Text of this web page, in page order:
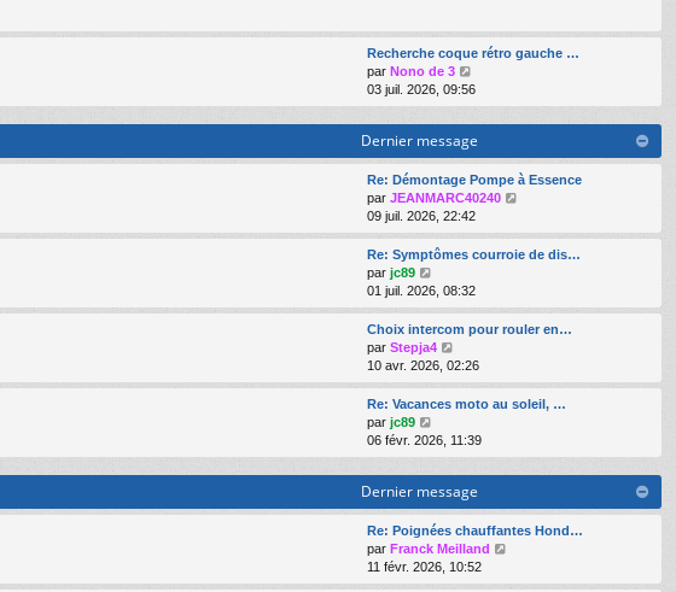
l
e
d
e
r
n
i
e
r
m
e
s
s
g
e
Recherche coque rétro gauche …
par Nono de 3
o
i
r
l
e
d
e
r
n
i
r
m
s
e
03 juil. 2026, 09:56
Dernier message
Re: Démontage Pompe à Essence
par JEANMARC40240
i
r
d
e
r
e
09 juil. 2026, 22:42
Re: Symptômes courroie de dis…
par jc89
o
i
r
l
e
d
n
r
m
e
s
s
01 juil. 2026, 08:32
Choix intercom pour rouler en…
par Stepja4
o
i
r
e
d
e
r
n
i
e
r
m
10 avr. 2026, 02:26
Re: Vacances moto au soleil, …
par jc89
o
i
r
l
e
d
e
r
n
06 févr. 2026, 11:39
Dernier message
Re: Poignées chauffantes Hond…
par Franck Meilland
i
11 févr. 2026, 10:52